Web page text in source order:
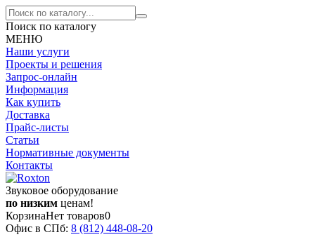
Поиск по каталогу
МЕНЮ
Наши услуги
Проекты и решения
Запрос-онлайн
Информация
Как купить
Доставка
Прайс-листы
Статьи
Нормативные документы
Контакты
Звуковое оборудование
по низким ценам!
КорзинаНет товаров0
Офис в СПб: 8 (812) 448-08-20